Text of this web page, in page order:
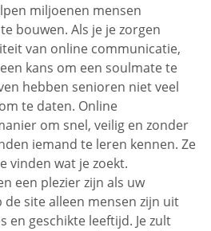
miljoenen mensen
bouwen. Als je je zorgen
van online communicatie,
kans om een soulmate te
hebben senioren niet veel
te daten. Online
om snel, veilig en zonder
iemand te leren kennen. Ze
vinden wat je zoekt.
een plezier zijn als uw
site alleen mensen zijn uit
en geschikte leeftijd. Je zult